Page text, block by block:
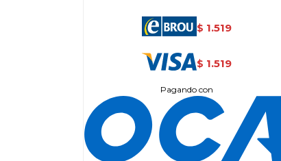
$ 1.519
$ 1.519
Pagando con